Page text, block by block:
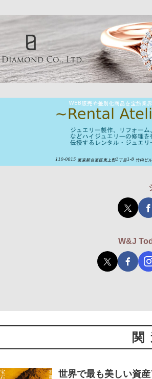
W&J
世界で最も美しい資